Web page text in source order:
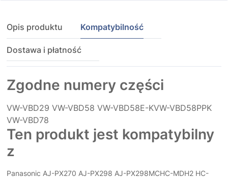
Opis produktu Kompatybilność
Dostawa i płatność
Zgodne numery części
VW-VBD29 VW-VBD58 VW-VBD58E-KVW-VBD58PPK
VW-VBD78
Ten produkt jest kompatybilny
z
Panasonic AJ-PX270 AJ-PX298 AJ-PX298MCHC-MDH2 HC-